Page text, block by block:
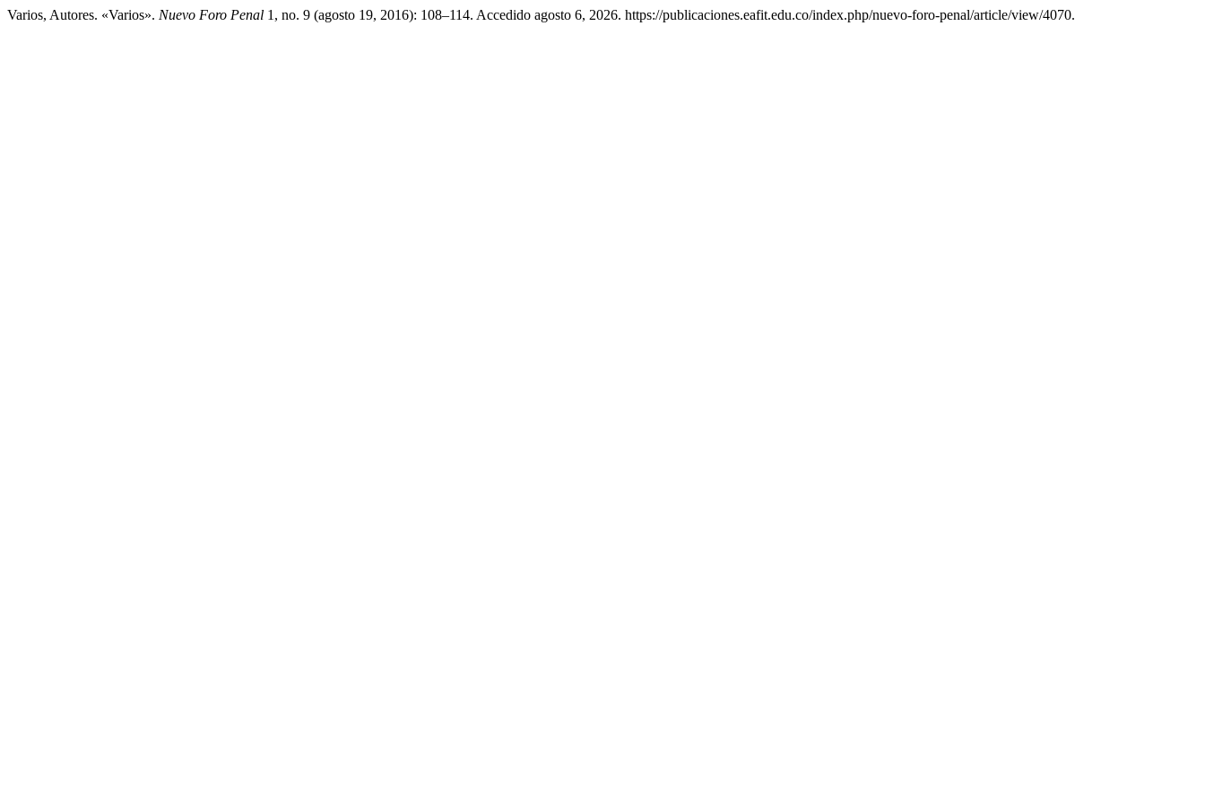
Varios, Autores. «Varios». Nuevo Foro Penal 1, no. 9 (agosto 19, 2016): 108–114. Accedido agosto 6, 2026. https://publicaciones.eafit.edu.co/index.php/nuevo-foro-penal/article/view/4070.